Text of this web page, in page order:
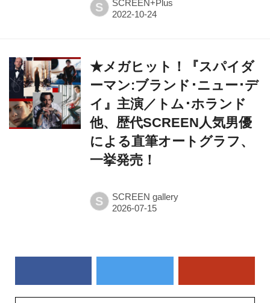
S SCREEN+Plus
★メガヒット！『スパイダ
ーマン:ブランド･ニュー･デ
イ』主演／トム･ホランド
他、歴代SCREEN人気男優
による直筆オートグラフ、
一挙発売！
S SCREEN gallery